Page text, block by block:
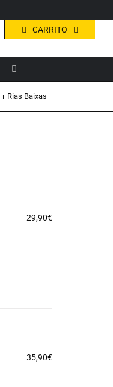
CARRITO
Rias Baixas
29,90€
35,90€